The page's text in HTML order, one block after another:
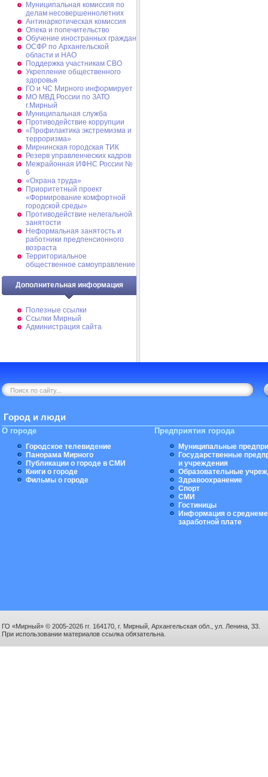
Муниципальная комиссия по
делам несовершеннолетних
Антинаркотическая комиссия
Опека и попечительство
Обучение иностранных граждан
ОСФР по Архангельской
области и НАО
Поддержка участникам СВО
Укрепление общественного
здоровья
ГО и ЧС Мирного информирует
МО МВД России по ЗАТО
г.Мирный
Муниципальная cлужба
Противодействие коррупции
«Профилактика экстремизма и
терроризма»
Мирнинская городская ТИК
Резерв управленческих кадров
Межрайонная ИФНС России №
6
«Охрана труда»
Приоритетный проект
«Формирование комфортной
городской среды»
Противодействие нелегальной
занятости
Неформальная занятость и
работники предпенсионного
возраста
Территориальное
общественное самоуправление
Дополнительная информация
Полезные ссылки
Ссылки Мирный
Администрация сайта
Город и люди
О городе
Городское телевидение
Панорама Мирного
Публикации о городе в СМИ
Книги о городе
Фильмы о городе
Предприятия города
Муниципальные
Государственные
и учреждения
Образовательные
Здравоохранение
Спорт
СМИ
Гостиницы
Информация о
заработной плате
ГО «Мирный» © 2005-2026 гг. 164170, г. Мирный, Архангельская обл., ул. Ленина, 33.
При использовании материалов ссылка обязательна.